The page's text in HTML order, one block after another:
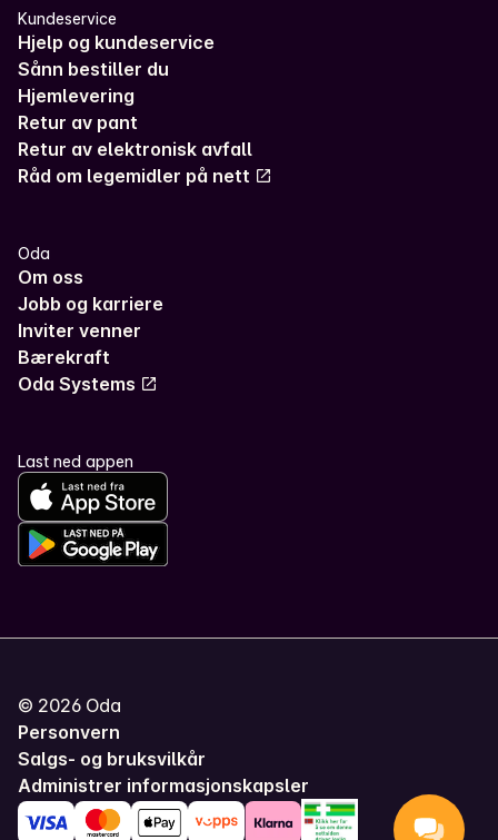
Kundeservice
Hjelp og kundeservice
Sånn bestiller du
Hjemlevering
Retur av pant
Retur av elektronisk avfall
Råd om legemidler på nett
Oda
Om oss
Jobb og karriere
Inviter venner
Bærekraft
Oda Systems
Last ned appen
© 2026 Oda
Personvern
Salgs- og bruksvilkår
Administrer informasjonskapsler